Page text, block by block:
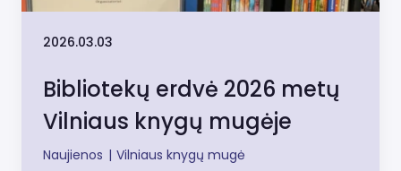
2026.03.03
Bibliotekų erdvė 2026 metų
Vilniaus knygų mugėje
Naujienos | Vilniaus knygų mugė